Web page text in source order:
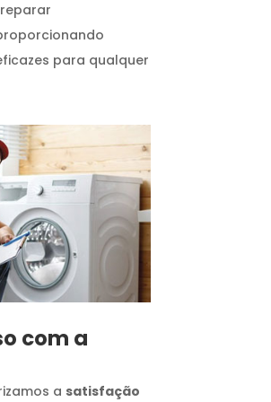
para qualquer
com a
a satisfação